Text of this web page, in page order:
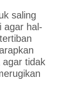
saling
agar hal-
tidak